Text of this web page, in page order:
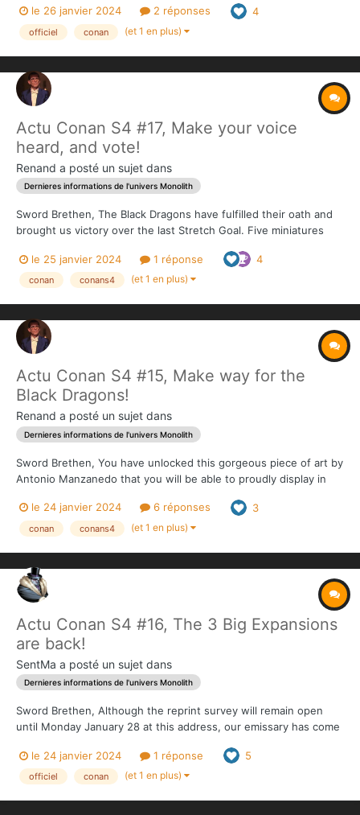
horrible allies… for it was in the eastern catacombs where lay
the bones of the greatest wizards of the ancient Xuchotlans...
le 26 janvier 2024 2 réponses 4
officiel conan (et 1 en plus)
Actu Conan S4 #17, Make your voice
heard, and vote!
Renand a posté un sujet dans
Dernieres informations de l'univers Monolith
Sword Brethen, The Black Dragons have fulfilled their oath and
brought us victory over the last Stretch Goal. Five miniatures
the Versus Mode Expansion along with 2 activation tiles to lead
2 different troops into battle if you a...
le 25 janvier 2024 1 réponse 4
conan conans4 (et 1 en plus)
Actu Conan S4 #15, Make way for the
Black Dragons!
Renand a posté un sujet dans
Dernieres informations de l'univers Monolith
Sword Brethen, You have unlocked this gorgeous piece of art by
Antonio Manzanedo that you will be able to proudly display in
the social networks to unlock the third and final social Stretch
Goal! Conan The Rogue by Naïade...
le 24 janvier 2024 6 réponses 3
conan conans4 (et 1 en plus)
Actu Conan S4 #16, The 3 Big Expansions
are back!
SentMa a posté un sujet dans
Dernieres informations de l'univers Monolith
Sword Brethen, Although the reprint survey will remain open
until Monday January 28 at this address, our emissary has come
the proposals made in the survey will be available at the Pledge
Manager: Khitai, Nordheim...
le 24 janvier 2024 1 réponse 5
officiel conan (et 1 en plus)